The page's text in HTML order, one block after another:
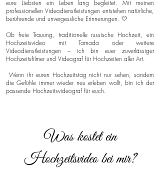
eure Liebsten ein Leben lang begleitet. Mit meinen
professionellen Videodienstleistungen entstehen natürliche,
berührende und unvergessliche Erinnerungen. 🤍
Ob freie Trauung, traditionelle russische Hochzeit, ein
Hochzeitsvideo mit Tamada oder weitere
Videodienstleistungen – ich bin euer zuverlässiger
Hochzeitsfilmer und Videograf für Hochzeiten aller Art.
Wenn ihr euren Hochzeitstag nicht nur sehen, sondern
die Gefühle immer wieder neu erleben wollt, bin ich der
passende Hochzeitsvideograf für euch.
Was kostet ein
Hochzeitsvideo bei mir?